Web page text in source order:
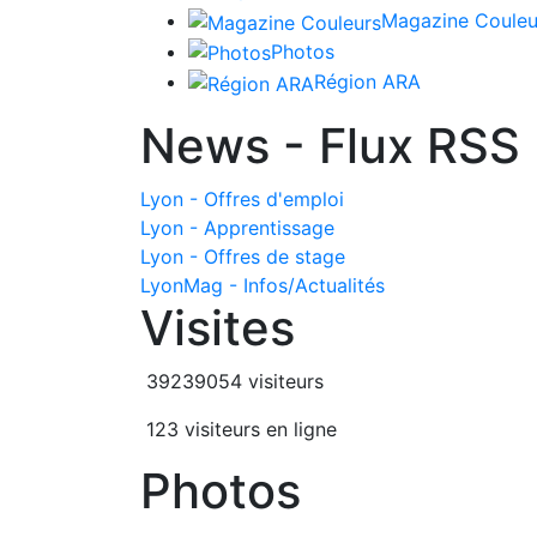
Magazine
Photos
Région ARA
News - Flux RSS
Lyon - Offres d'emploi
Lyon - Apprentissage
Lyon - Offres de stage
LyonMag - Infos/Actualités
Visites
39239054 visiteurs
123 visiteurs en ligne
Photos